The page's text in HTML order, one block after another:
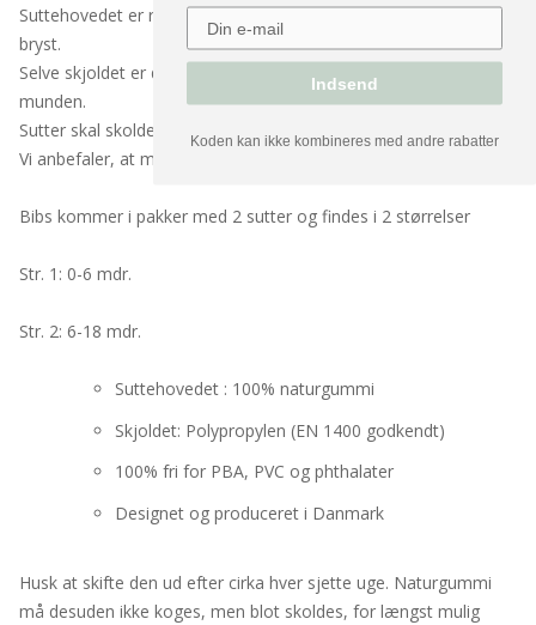
Suttehovedet er rundt, så det minder mest muligt om moderens
bryst.
Selve skjoldet er designet, så det mindsker irritation omkring
munden.
Sutter skal skoldes inden brug, så de bliver steriliseret.
Vi anbefaler, at man jævnligt kontrollerer, om sutten er intakt.
Bibs kommer i pakker med 2 sutter og findes i 2 størrelser
Str. 1: 0-6 mdr.
Str. 2: 6-18 mdr.
Suttehovedet : 100% naturgummi
Skjoldet: Polypropylen (EN 1400 godkendt)
100% fri for PBA, PVC og phthalater
Designet og produceret i Danmark
Husk at skifte den ud efter cirka hver sjette uge. Naturgummi
må desuden ikke koges, men blot skoldes, for længst mulig
Indsend
Koden kan ikke kombineres med andre rabatter